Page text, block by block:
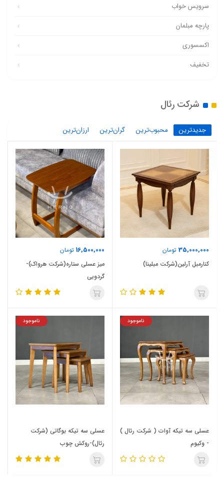
سرویس خواب
پارچه مبلمان
اکسسوری
تخفیف
شرکت رئال
جدیدترین محبوب‌ترین گران‌ترین ارزان‌ترین
35,000,000 تومان
کنارمبل آرلین(شرکت مبلینا)
16,500,000 تومان
میز عسلی ستاره(شرکت هرواک)-
گردویی
ناموجود
عسلی سه تیکه آوات ( شرکت رئال )
- وکیوم
ناموجود
عسلی سه تیکه بوگاتی (شرکت
رئال)-روکش چوب